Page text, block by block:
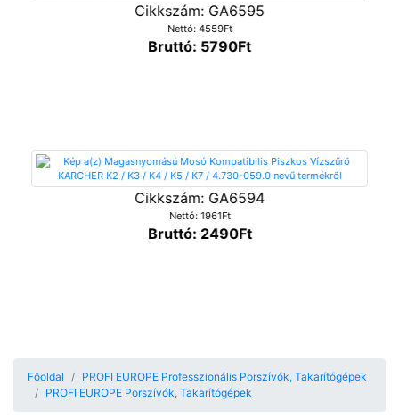
Cikkszám: GA6595
Nettó: 4559Ft
Bruttó: 5790Ft
Cikkszám: GA6594
Nettó: 1961Ft
Bruttó: 2490Ft
Főoldal
PROFI EUROPE Professzionális Porszívók, Takarítógépek
PROFI EUROPE Porszívók, Takarítógépek